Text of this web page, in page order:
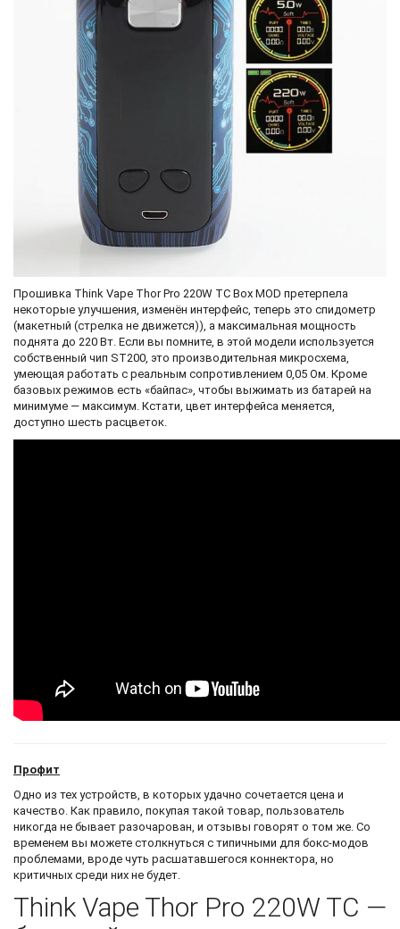
Прошивка Think Vape Thor Pro 220W TC Box MOD претерпела
некоторые улучшения, изменён интерфейс, теперь это спидометр
(макетный (стрелка не движется)), а максимальная мощность
поднята до 220 Вт. Если вы помните, в этой модели используется
собственный чип ST200, это производительная микросхема,
умеющая работать с реальным сопротивлением 0,05 Ом. Кроме
базовых режимов есть «байпас», чтобы выжимать из батарей на
минимуме — максимум. Кстати, цвет интерфейса меняется,
доступно шесть расцветок.
Профит
Одно из тех устройств, в которых удачно сочетается цена и
качество. Как правило, покупая такой товар, пользователь
никогда не бывает разочарован, и отзывы говорят о том же. Со
временем вы можете столкнуться с типичными для бокс-модов
проблемами, вроде чуть расшатавшегося коннектора, но
критичных среди них не будет.
Think Vape Thor Pro 220W TC —